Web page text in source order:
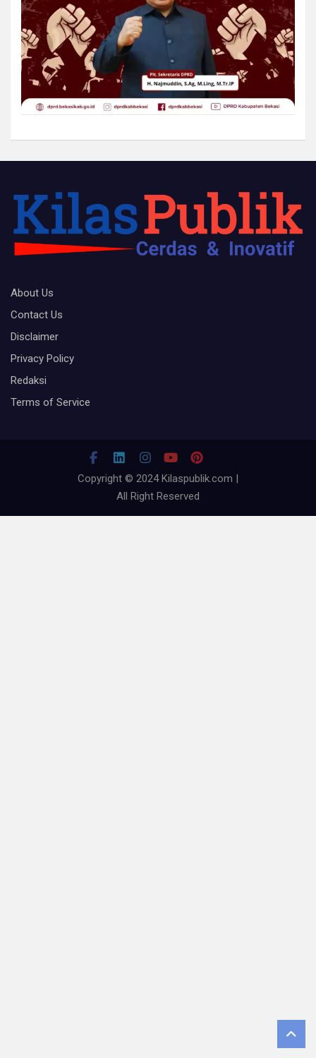
About Us
Contact Us
Disclaimer
Privacy Policy
Redaksi
Terms of Service
Copyright © 2024 Kilaspublik.com |
All Right Reserved